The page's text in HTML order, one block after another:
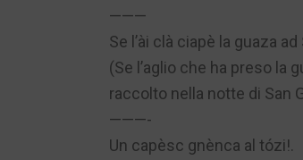
———
Se l’ài clà ciapè la guaza
(Se l’aglio che ha preso la
raccolto nella notte di San
———-
Un capèsc gnènca al tózi!.